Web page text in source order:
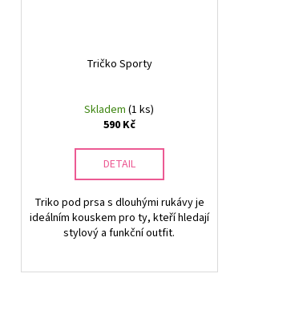
Tričko Sporty
Skladem(1 ks)
590 Kč
DETAIL
Triko pod prsa s dlouhými rukávy je
ideálním kouskem pro ty, kteří hledají
stylový a funkční outfit.